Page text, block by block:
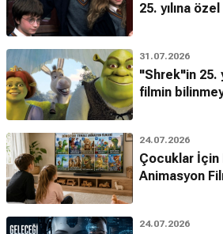
25. yılına
31.07.2026
"Shrek"in 25.
filmin
24.07.2026
Çocuklar İçin
Animasyon
24.07.2026